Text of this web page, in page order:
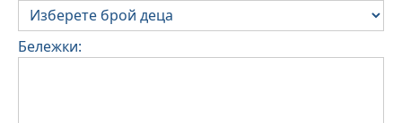
Бележки: